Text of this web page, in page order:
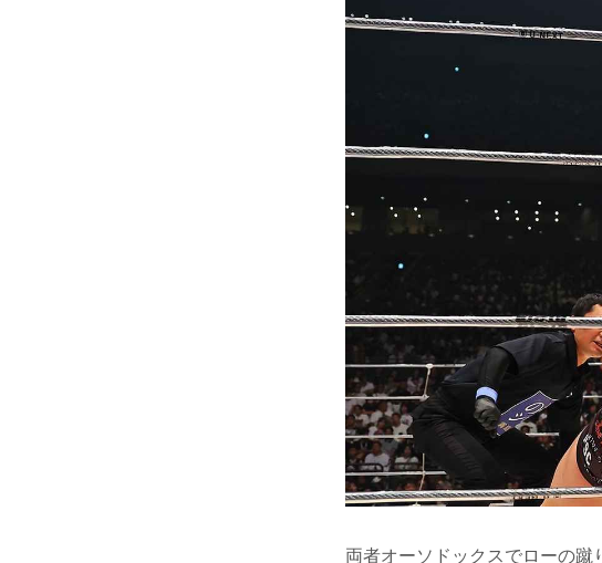
両者オーソドックスでローの